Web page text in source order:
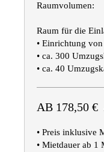
Raumvolumen:
Raum für die
• Einrichtung
• ca. 300
• ca. 40
AB 178,50
• Preis inklusive
• Mietdauer ab 1